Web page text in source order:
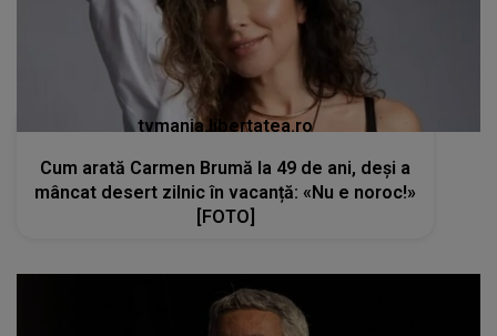
tvmania.libertatea.ro
Cum arată Carmen Brumă la 49 de ani, deși a
mâncat desert zilnic în vacanță: «Nu e noroc!»
[FOTO]